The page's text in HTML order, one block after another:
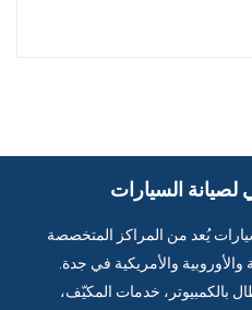
السيارات
يُعد من المراكز المتخصصة
والأوروبية والأمريكية في جدة.
بالكمبيوتر، خدمات المكيّف،